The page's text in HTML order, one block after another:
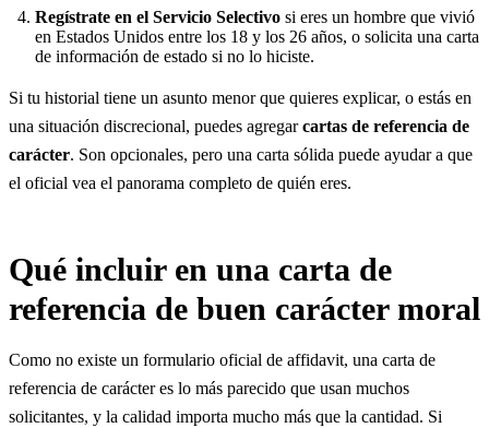
Regístrate en el Servicio Selectivo si eres un hombre que vivió
en Estados Unidos entre los 18 y los 26 años, o solicita una carta
de información de estado si no lo hiciste.
Si tu historial tiene un asunto menor que quieres explicar, o estás en
una situación discrecional, puedes agregarcartas de referencia de
carácter. Son opcionales, pero una carta sólida puede ayudar a que
el oficial vea el panorama completo de quién eres.
Qué incluir en una carta de
referencia de buen carácter moral
Como no existe un formulario oficial de affidavit, una carta de
referencia de carácter es lo más parecido que usan muchos
solicitantes, y la calidad importa mucho más que la cantidad. Si